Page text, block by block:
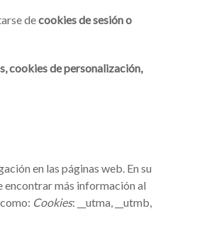
decookies de sesión o
cookies de personalización,
en las páginas web. En su
encontrar más información al
Cookies: __utma, __utmb,